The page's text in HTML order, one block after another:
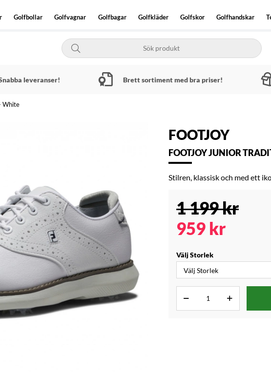
Golfbollar Golfvagnar Golfbagar Golfkläder Golfskor Golfhandskar
leveranser! Brett sortiment med bra priser!
White
FOOTJOY
FOOTJOY JUNIOR
Stilren, klassisk och med ett
1 199kr
959 kr
Välj Storlek